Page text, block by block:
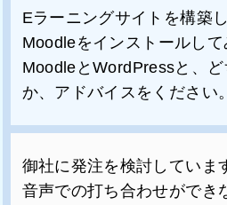
Eラーニングサイトを構築
Moodleをインストールして
MoodleとWordPressと、
か、アドバイスをください。
御社に発注を検討していま
音声での打ち合わせができ